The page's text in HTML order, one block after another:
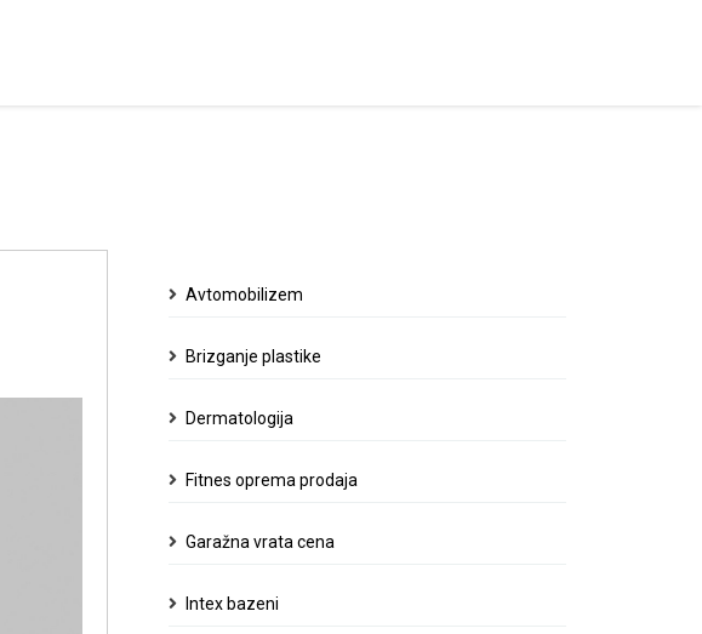
Avtomobilizem
Brizganje plastike
Dermatologija
Fitnes oprema prodaja
Garažna vrata cena
Intex bazeni